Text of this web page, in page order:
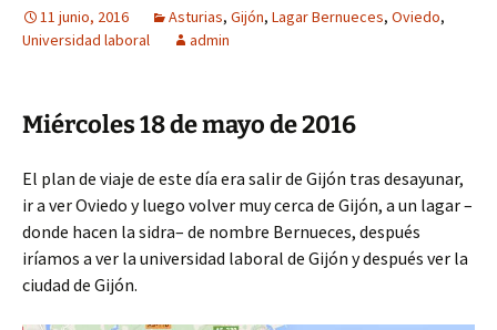
11 junio, 2016 Asturias, Gijón, Lagar Bernueces, Oviedo,
Universidad laboral
admin
Miércoles 18 de mayo de 2016
El plan de viaje de este día era salir de Gijón tras desayunar,
ir a ver Oviedo y luego volver muy cerca de Gijón, a un lagar –
donde hacen la sidra– de nombre Bernueces, después
iríamos a ver la universidad laboral de Gijón y después ver la
ciudad de Gijón.